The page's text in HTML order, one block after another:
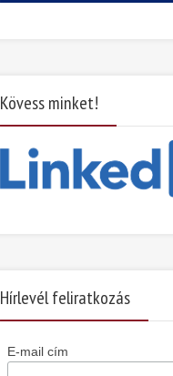
Kövess minket!
Hírlevél feliratkozás
E-mail cím